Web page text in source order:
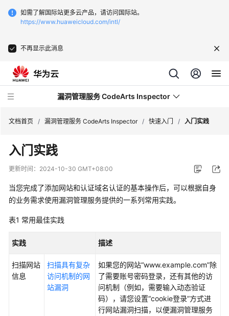
如需了解国际站更多云产品，请访问国际站。
https://www.huaweicloud.com/intl/
不再显示此消息
漏洞管理服务 CodeArts Inspector
最
新
态
务
告
产
品
文档首页 / 漏洞管理服务 CodeArts Inspector / 快速入门 / 入门实践
入门实践
更新时间： 2024-10-30 GMT+08:00
当您完成了添加网站和认证域名认证的基本操作后，可以根据自身
的业务需求使用漏洞管理服务提供的一系列常用实践。
表1 常用最佳实践
实践 描述
扫描网站
信息
扫描具有复杂
访问机制的网
站漏洞
如果您的网站“www.example.com”除
了需要账号密码登录，还有其他的访
问机制（例如，需要输入动态验证
码），请您设置“cookie登录”方式进
行网站漏洞扫描，以便漏洞管理服务